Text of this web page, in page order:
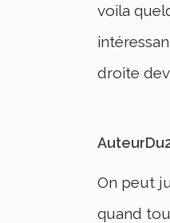
voila
droite
On peut
quand